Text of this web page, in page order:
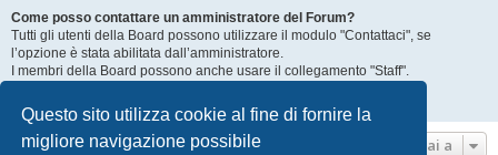
Questo sito utilizza cookie al fine di fornire la
migliore navigazione possibile
Come posso contattare un amministratore del Forum?
Tutti gli utenti della Board possono utilizzare il modulo "Contattaci", se
l’opzione è stata abilitata dall’amministratore.
I membri della Board possono anche usare il collegamento "Staff".
Top
Vai a